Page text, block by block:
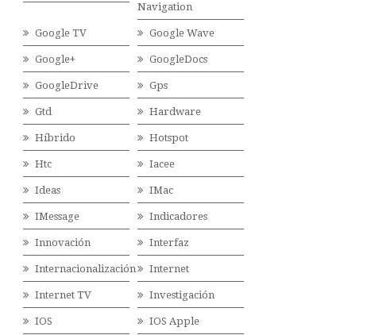
Navigation
Google TV Google Wave
Google+ GoogleDocs
GoogleDrive Gps
Gtd Hardware
Híbrido Hotspot
Htc Iacee
Ideas IMac
IMessage Indicadores
Innovación Interfaz
Internacionalización Internet
Internet TV Investigación
IOS IOS Apple